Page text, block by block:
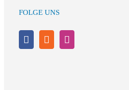
FOLGE UNS